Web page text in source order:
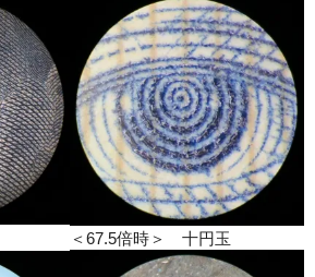
＜67.5倍時＞ 十円玉